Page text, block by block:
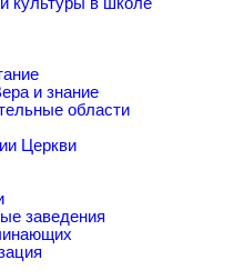
и знание
области
Церкви
заведения